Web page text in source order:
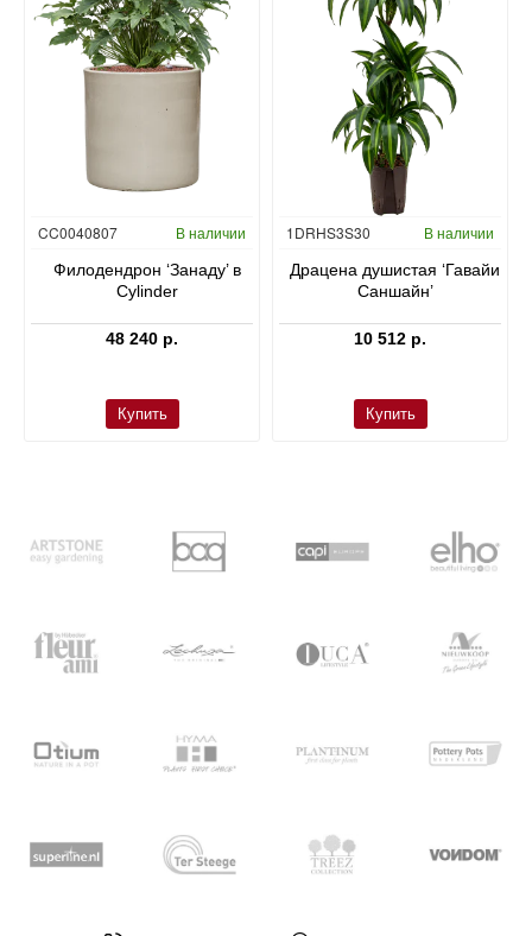
CC0040807 В наличии
Филодендрон ‘Занаду’ в
Cylinder
48 240 р.
Купить
Гидропоника
1DRHS3S30 В наличии
Драцена душистая ‘Гавайи
Саншайн’
10 512 р.
Купить